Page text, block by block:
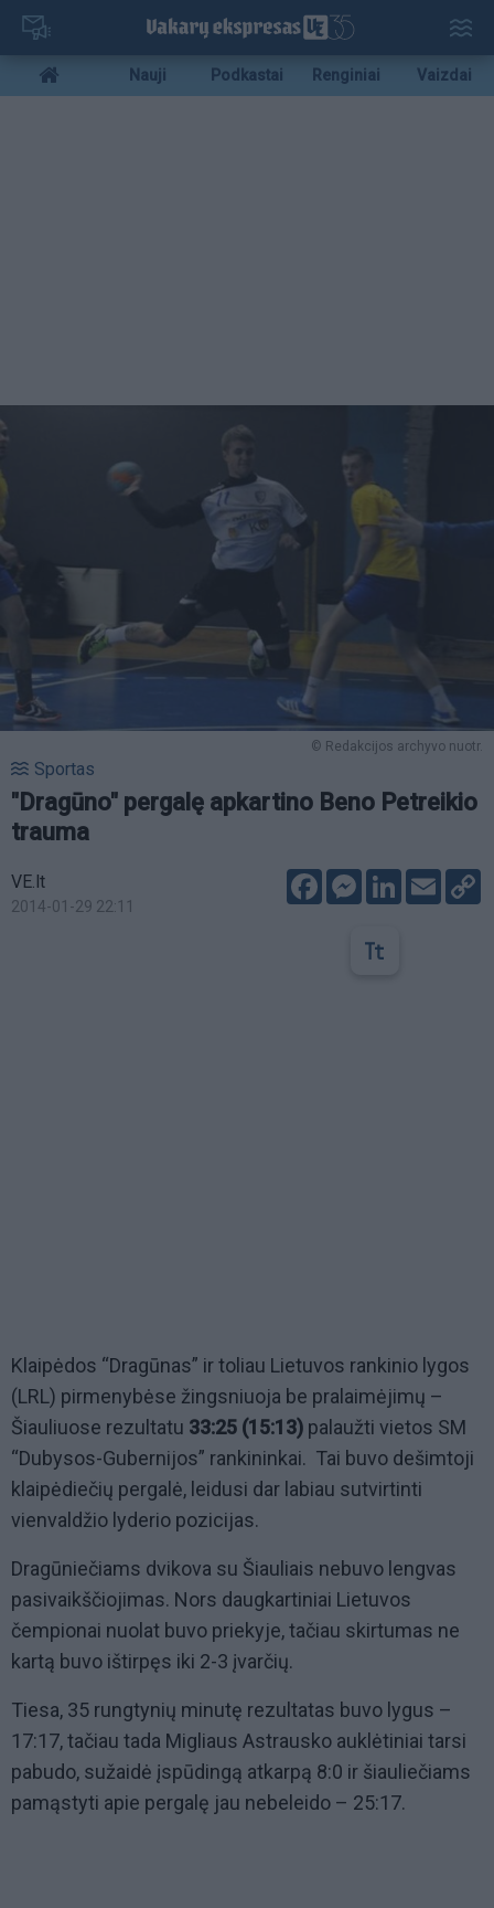
Pereiti
pagrindinį
turinį
Mobile
menu
Nauji Podkastai Renginiai Vaizdai
© Redakcijos archyvo nuotr.
Sportas
"Dragūno" pergalę apkartino Beno Petreikio
trauma
VE.lt
2014-01-29 22:11
FacebookMessenger
LinkedIn
Email
Klaipėdos “Dragūnas” ir toliau Lietuvos rankinio lygos
(LRL) pirmenybėse žingsniuoja be pralaimėjimų –
Šiauliuose rezultatu 33:25 (15:13) palaužti vietos SM
“Dubysos-Gubernijos” rankininkai. Tai buvo dešimtoji
klaipėdiečių pergalė, leidusi dar labiau sutvirtinti
vienvaldžio lyderio pozicijas.
Dragūniečiams dvikova su Šiauliais nebuvo lengvas
pasivaikščiojimas. Nors daugkartiniai Lietuvos
čempionai nuolat buvo priekyje, tačiau skirtumas ne
kartą buvo ištirpęs iki 2-3 įvarčių.
Tiesa, 35 rungtynių minutę rezultatas buvo lygus –
17:17, tačiau tada Migliaus Astrausko auklėtiniai tarsi
pabudo, sužaidė įspūdingą atkarpą 8:0 ir šiauliečiams
pamąstyti apie pergalę jau nebeleido – 25:17.